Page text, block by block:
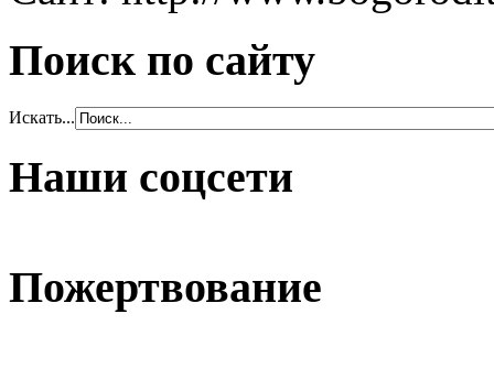
Поиск по сайту
Искать...
Наши соцсети
Пожертвование